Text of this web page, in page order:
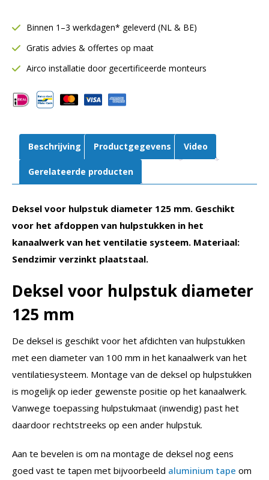
mm
aantal
Binnen 1–3 werkdagen* geleverd (NL & BE)
Gratis advies & offertes op maat
Airco installatie door gecertificeerde monteurs
Beschrijving Productgegevens Video
Gerelateerde producten
Deksel voor hulpstuk diameter 125 mm. Geschikt
voor het afdoppen van hulpstukken in het
kanaalwerk van het ventilatie systeem. Materiaal:
Sendzimir verzinkt plaatstaal.
Deksel voor hulpstuk diameter
125 mm
De deksel is geschikt voor het afdichten van hulpstukken
met een diameter van 100 mm in het kanaalwerk van het
ventilatiesysteem. Montage van de deksel op hulpstukken
is mogelijk op ieder gewenste positie op het kanaalwerk.
Vanwege toepassing hulpstukmaat (inwendig) past het
daardoor rechtstreeks op een ander hulpstuk.
Aan te bevelen is om na montage de deksel nog eens
goed vast te tapen met bijvoorbeeld aluminium tape om